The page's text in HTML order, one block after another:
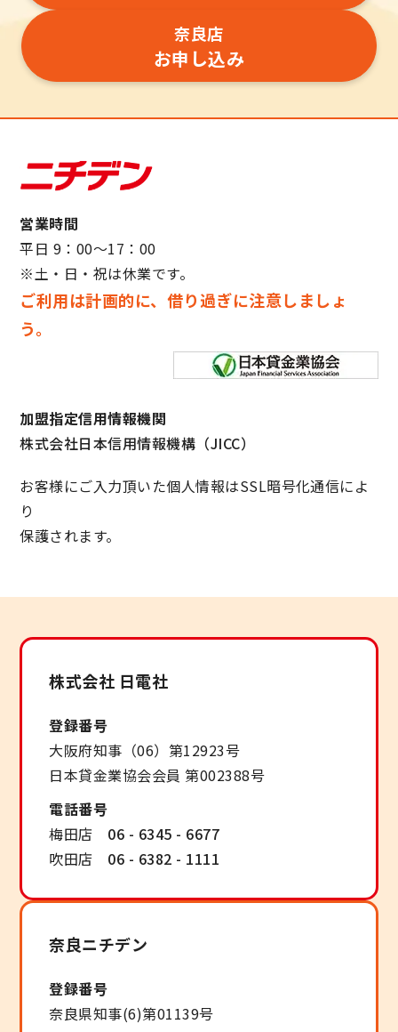
奈良店
お申し込み
営業時間
平日 9：00～17：00
※土・日・祝は休業です。
ご利用は計画的に、借り過ぎに注意しましょ
う。
加盟指定信用情報機関
株式会社日本信用情報機構（JICC）
お客様にご入力頂いた個人情報はSSL暗号化通信によ
り
保護されます。
株式会社 日電社
登録番号
大阪府知事（06）第12923号
日本貸金業協会会員 第002388号
電話番号
梅田店 06 - 6345 - 6677
吹田店 06 - 6382 - 1111
奈良ニチデン
登録番号
奈良県知事(6)第01139号